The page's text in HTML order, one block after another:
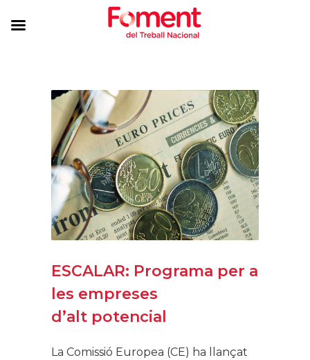
ESCALAR: Programa per a
les empreses
d’alt potencial
La Comissió Europea (CE) ha llançat